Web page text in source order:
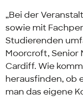
„Bei der
sowie mit
Studierenden
Moorcroft, Senior
Cardiff. Wie
herausfinden, ob
man das eigene